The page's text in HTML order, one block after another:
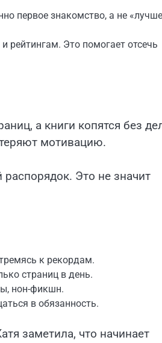
первое знакомство, а не
рейтингам. Это помогает отсечь
а книги копятся без
мотивацию.
распорядок. Это не значит
к рекордам.
страниц в день.
нон-фикшн.
в обязанность.
заметила, что начинает